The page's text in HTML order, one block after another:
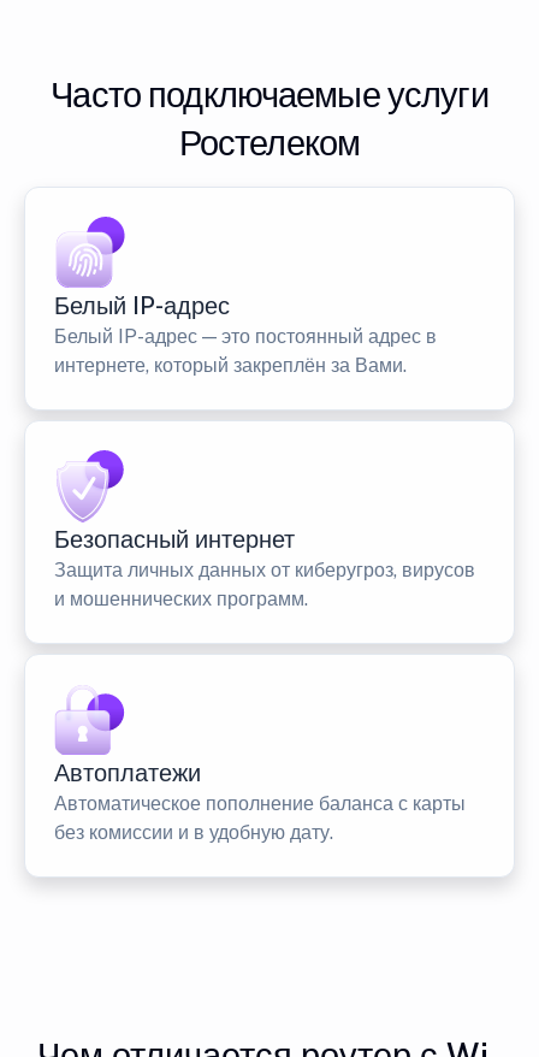
Часто подключаемые услуги
Ростелеком
Белый IP-адрес
Белый IP-адрес — это постоянный адрес в
интернете, который закреплён за Вами.
Безопасный интернет
Защита личных данных от киберугроз, вирусов
и мошеннических программ.
Автоплатежи
Автоматическое пополнение баланса с карты
без комиссии и в удобную дату.